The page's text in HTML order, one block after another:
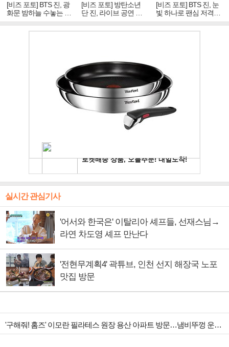
[비즈 포토] BTS 진, 광
화문 밤하늘 수놓는 '비
주얼 킹'의 열창
[비즈 포토] 방탄소년
단 진, 라이브 공연 중
빛나는 독보적 아우라
[비즈 포토] BTS 진, 눈
빛 하나로 팬심 저격…
독보적 카리스마
실시간 관심기사
'어서와 한국은' 이탈리아 셰프들, 선재스님→
라연 차도영 셰프 만난다
'전현무계획4' 곽튜브, 인천 선지 해장국 노포
맛집 방문
'구해줘! 홈즈' 이모란 필라테스 원장 용산 아파트 방문…냄비뚜껑 운동법 소개